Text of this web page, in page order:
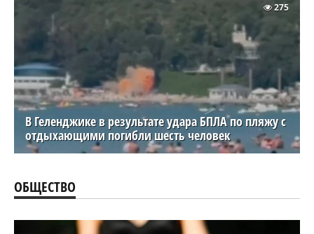
В Геленджике в результате удара БПЛА по пляжу с
отдыхающими погибли шесть человек
275
ОБЩЕСТВО